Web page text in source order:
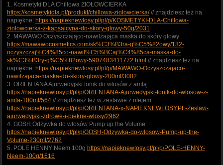
1. Kosmetyki DLA Chillowa ZIOŁOWCIERKA
https://kosmetykidla.pl/produkt/chillowa-ziolowcierka/// znajdziesz też na
napiękne: https://napieknewlosy.pl/pl/p/KOSMETYKI-DLA-Chillowa-
ziolowcierka-z-kapsaicyna-do-skory-glowy-50g/2031
2. MAWAWO Oczyszczająco-nawilżająca maska do skóry głowy
https://mawawocosmetics.com/sk%C3%B3ra-g%C5%82owy/132-
oczyszczaj%C4%85co-nawil%C5%BCaj%C4%85ca-maska-do-
sk%C3%B3ry-g%C5%82owy-5907483411772.html // znajdziesz też na
napiękne: https://napieknewlosy.pl/pl/p/MAWAWO-Oczyszczajaco-
nawilzajaca-maska-do-skory-glowy-200ml/3002
3. ORIENTANA Ajurwedyjski tonik do włosów z amlą
https://napieknewlosy.pl/pl/p/ORIENTANA-Ajurwedyjski-tonik-do-wlosow-z-
amla-100ml/564 // znajdziesz też w zestawie z olejem:
https://napieknewlosy.pl/pl/p/ORIENTANA-x-NAPIEKNEWLOSY.PL-Zestaw-
ajurwedyjski-zdrowe-i-piekne-wlosy/2962
4. GOSH Odżywka do włosów Pump up the Volume
https://napieknewlosy.pl/pl/p/GOSH-Odzywka-do-wlosow-Pump-up-the-
Volume-230ml/2762
5. POLE HENNY Neem 100g https://napieknewlosy.pl/pl/p/POLE-HENNY-
Neem-100g/1616